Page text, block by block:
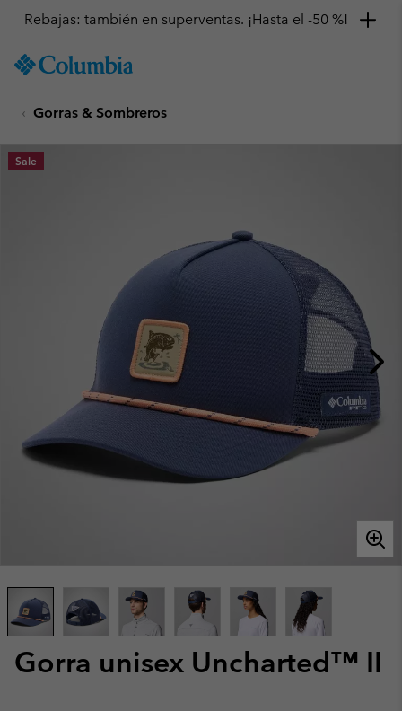
TO
SKIP
MAIN
NAV
Rebajas: también en superventas. ¡Hasta el -50 %!
Gorras & Sombreros
Gorra unisex Uncharted™ II
Sale